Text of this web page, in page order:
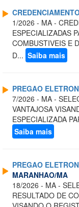
1/2026 - MA -
ESPECIALIZADAS
COMBUSTIVEIS E
D... Saiba mais
PREGAO
7/2026 - MA -
VANTAJOSA
ESPECIALIZADA
Saiba mais
PREGAO
MARANHAO/MA
18/2026 - MA -
RESULTADO DE